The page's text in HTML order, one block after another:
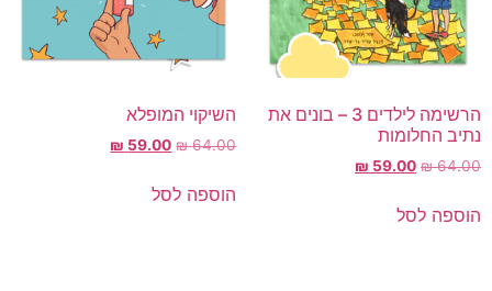
הרשימה לילדים 3 – בונים את
נתיב החלומות
64.00
₪
59.00
₪
הוספה לסל
השיקוי המופלא
64.00
₪
59.00
₪
הוספה לסל